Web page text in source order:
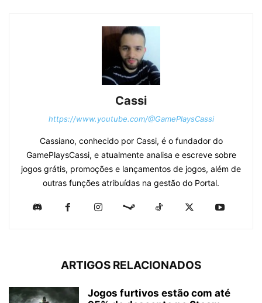
Cassi
https://www.youtube.com/@GamePlaysCassi
Cassiano, conhecido por Cassi, é o fundador do
GamePlaysCassi, e atualmente analisa e escreve sobre
jogos grátis, promoções e lançamentos de jogos, além de
outras funções atribuídas na gestão do Portal.
ARTIGOS RELACIONADOS
Jogos furtivos estão com até